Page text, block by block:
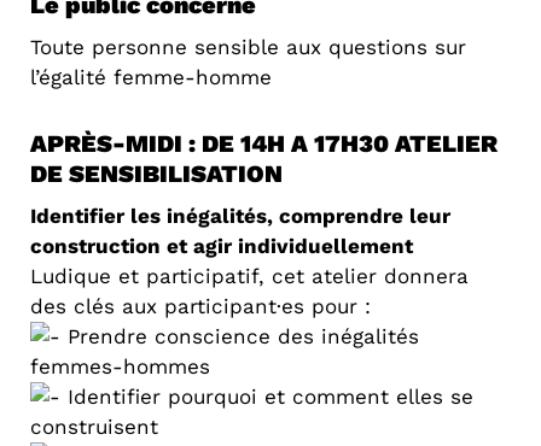
Toute personne sensible aux questions sur
l’égalité femme-homme
APRÈS-MIDI : DE 14H A 17H30 ATELIER
DE SENSIBILISATION
Identifier les inégalités, comprendre leur
construction et agir individuellement
Ludique et participatif, cet atelier donnera
des clés aux participant·es pour :
Prendre conscience des inégalités
femmes-hommes
Identifier pourquoi et comment elles se
construisent